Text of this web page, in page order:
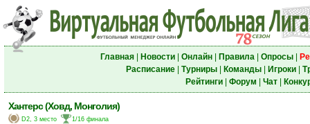
Главная| Новости| Онлайн| Правила| Опросы|
Расписание| Турниры| Команды| Игроки|
Рейтинги| Форум Чат|
Хантерс (Ховд, Монголия)
D2, 3 место 1/16 финала